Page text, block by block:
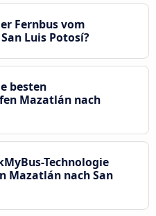
Fernbus vom
Luis Potosí?
besten
Mazatlán nach
Technologie
Mazatlán nach San